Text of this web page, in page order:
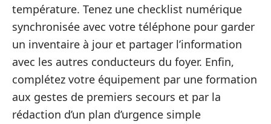
température. Tenez une checklist numérique
synchronisée avec votre téléphone pour garder
un inventaire à jour et partager l’information
avec les autres conducteurs du foyer. Enfin,
complétez votre équipement par une formation
aux gestes de premiers secours et par la
rédaction d’un plan d’urgence simple